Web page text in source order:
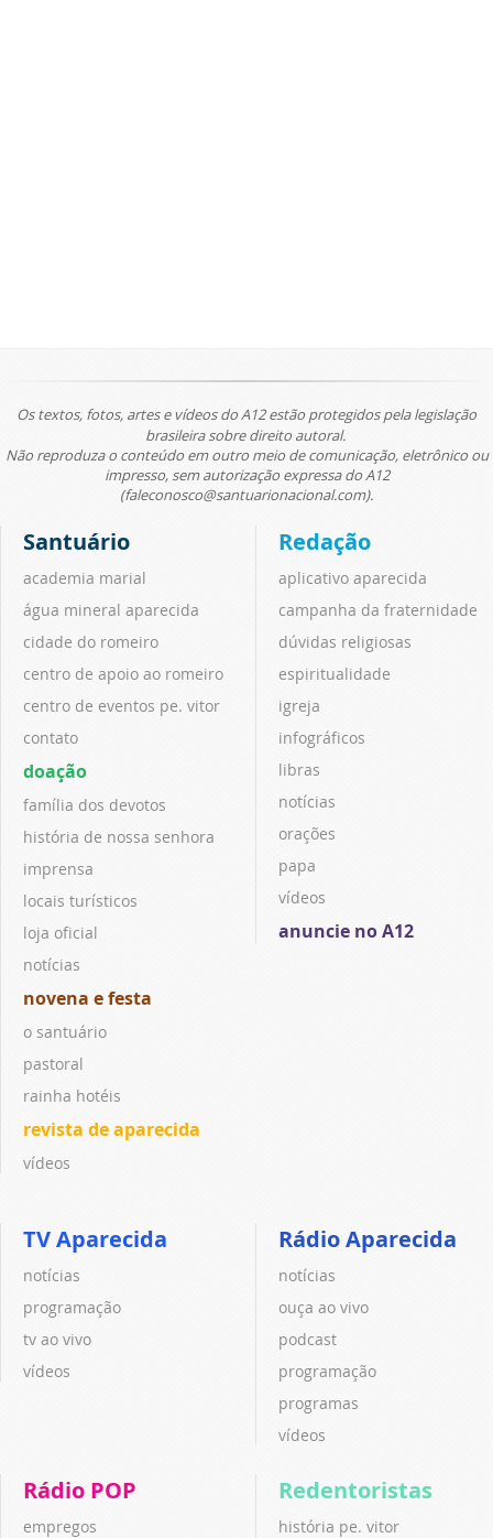
Os textos, fotos, artes e vídeos do A12 estão protegidos pela legislação
brasileira sobre direito autoral.
Não reproduza o conteúdo em outro meio de comunicação, eletrônico ou
impresso, sem autorização expressa do A12
(faleconosco@santuarionacional.com).
Santuário
academia marial
água mineral aparecida
cidade do romeiro
centro de apoio ao romeiro
centro de eventos pe. vitor
contato
doação
família dos devotos
história de nossa senhora
imprensa
locais turísticos
loja oficial
notícias
novena e festa
o santuário
pastoral
rainha hotéis
revista de aparecida
vídeos
Redação
aplicativo aparecida
campanha da fraternidade
dúvidas religiosas
espiritualidade
igreja
infográficos
libras
notícias
orações
papa
vídeos
anuncie no A12
TV Aparecida
notícias
programação
tv ao vivo
vídeos
Rádio Aparecida
notícias
ouça ao vivo
podcast
programação
programas
vídeos
Rádio POP
empregos
Redentoristas
história pe. vitor